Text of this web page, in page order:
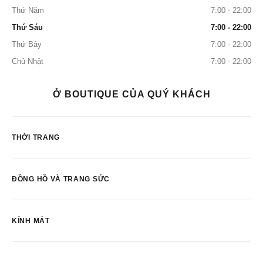
Thứ Năm
7:00 - 22:00
Thứ Sáu
7:00 - 22:00
Thứ Bảy
7:00 - 22:00
Chủ Nhật
7:00 - 22:00
Ở BOUTIQUE CỦA QUÝ KHÁCH
THỜI TRANG
ĐỒNG HỒ VÀ TRANG SỨC
KÍNH MẮT